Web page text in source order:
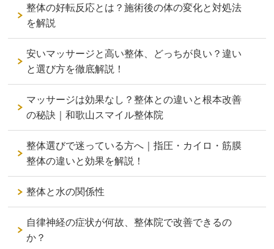
整体の好転反応とは？施術後の体の変化と対処法
を解説
安いマッサージと高い整体、どっちが良い？違い
と選び方を徹底解説！
マッサージは効果なし？整体との違いと根本改善
の秘訣｜和歌山スマイル整体院
整体選びで迷っている方へ｜指圧・カイロ・筋膜
整体の違いと効果を解説！
整体と水の関係性
自律神経の症状が何故、整体院で改善できるの
か？